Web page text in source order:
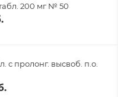
200 мг № 50
с пролонг. высвоб. п.о.